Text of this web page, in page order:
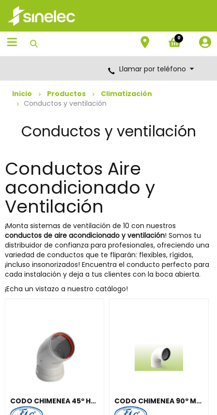
Saltar
contenido
Saltar
menú
de
navegación
0
Llamar por teléfono
Inicio Productos
Climatización
Conductos y ventilación
Conductos y ventilación
Conductos Aire
acondicionado y
Ventilación
¡Monta sistemas de ventilación de 10 con nuestros
conductos de aire acondicionado y ventilación! Somos tu
distribuidor de confianza para profesionales, ofreciendo una
variedad de conductos que te fliparán: flexibles, rígidos,
¡incluso insonorizados! Encuentra el conducto perfecto para
cada instalación y deja a tus clientes con la boca abierta.
¡Echa un vistazo a nuestro catálogo!
CODO CHIMENEA 45º H-H DIÁMETRO 100mm ALUMINIO BLANCO CODO CHIMENEA 90º M-H DIÁMETRO 100mm POLIPROPILENO BLANCO